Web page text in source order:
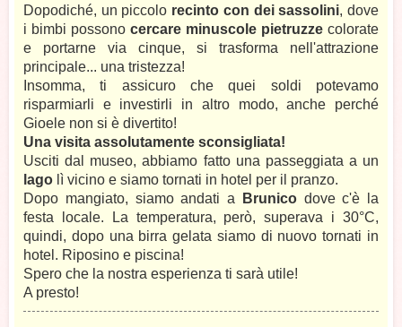
Dopodiché, un piccolo recinto con dei sassolini, dove
i bimbi possono cercare minuscole pietruzze colorate
e portarne via cinque, si trasforma nell'attrazione
principale... una tristezza!
Insomma, ti assicuro che quei soldi potevamo
risparmiarli e investirli in altro modo, anche perché
Gioele non si è divertito!
Una visita assolutamente sconsigliata!
Usciti dal museo, abbiamo fatto una passeggiata a un
lago lì vicino e siamo tornati in hotel per il pranzo.
Dopo mangiato, siamo andati a
Brunicodove c'è la
festa locale. La temperatura, però, superava i 30°C,
quindi, dopo una birra gelata siamo di nuovo tornati in
hotel. Riposino e piscina!
Spero che la nostra esperienza ti sarà utile!
A presto!